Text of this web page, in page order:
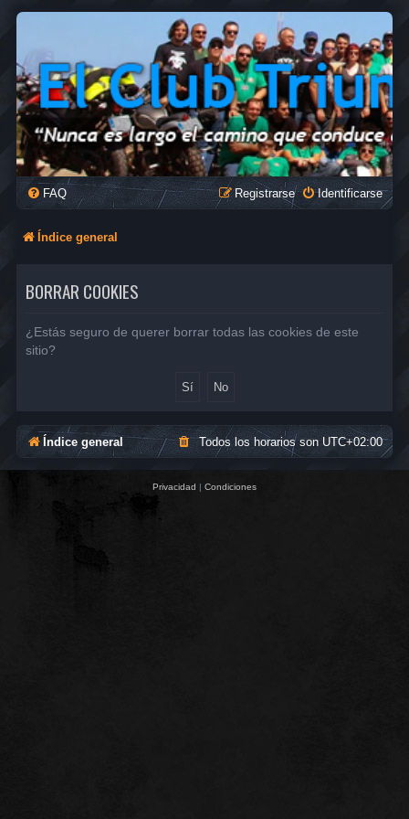
FAQ Identificarse
Registrarse
Índice general
BORRAR COOKIES
¿Estás seguro de querer borrar todas las cookies de este
sitio?
Índice general Todos los horarios sonUTC+02:00
Privacidad | Condiciones